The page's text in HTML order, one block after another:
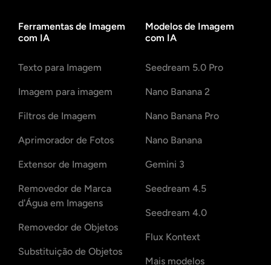
Trocador de roupas
Filtro de IA
Gerador de tiro na cabeça Pro
Criador de fotos para passaporte
Ferramentas de Imagem
com IA
Texto para Imagem
Imagem para imagem
Filtros de Imagem
Aprimorador de Fotos
Extensor de Imagem
Removedor de Marca
d'Água em Imagens
Removedor de Objetos
Substituição de Objetos
Modelos de Imagem
com IA
Seedream 5.0 Pro
Nano Banana 2
Nano Banana Pro
Nano Banana
Gemini 3
Seedream 4.5
Seedream 4.0
Flux Kontext
Mais modelos